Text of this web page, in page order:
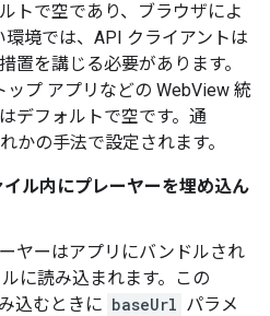
トで空であり、ブラウザによ
境では、API クライアントは
置を講じる必要があります。
プ アプリなどの WebView 統
はデフォルトで空です。通
かの手法で設定されます。
ル内にプレーヤーを埋め込ん
ヤーはアプリにバンドルされ
に読み込まれます。この
込むときに baseUrl パラメ